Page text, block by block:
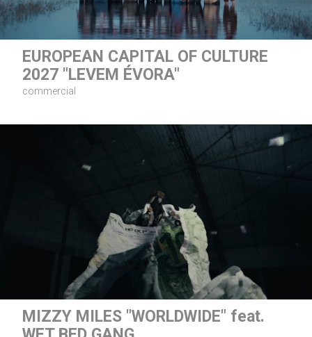
EUROPEAN CAPITAL OF CULTURE
2027 "LEVEM ÉVORA"
commercial
MIZZY MILES "WORLDWIDE" feat.